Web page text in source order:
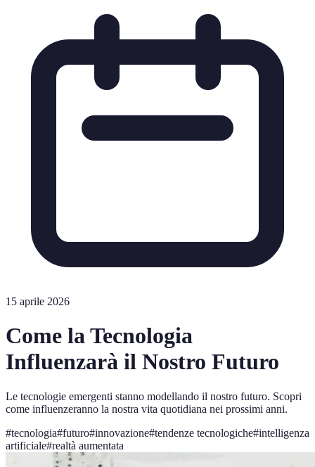
15 aprile 2026
Come la Tecnologia
Influenzarà il Nostro Futuro
Le tecnologie emergenti stanno modellando il nostro futuro. Scopri
come influenzeranno la nostra vita quotidiana nei prossimi anni.
#tecnologia#futuro#innovazione#tendenze tecnologiche#intelligenza
artificiale#realtà aumentata